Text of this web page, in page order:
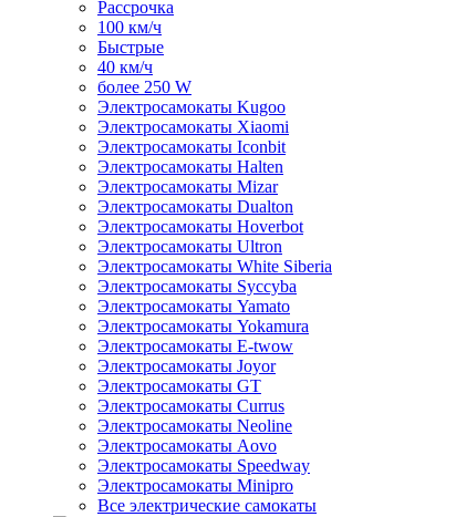
Рассрочка
100 км/ч
Быстрые
40 км/ч
более 250 W
Электросамокаты Kugoo
Электросамокаты Xiaomi
Электросамокаты Iconbit
Электросамокаты Halten
Электросамокаты Mizar
Электросамокаты Dualton
Электросамокаты Hoverbot
Электросамокаты Ultron
Электросамокаты White Siberia
Электросамокаты Syccyba
Электросамокаты Yamato
Электросамокаты Yokamura
Электросамокаты E-twow
Электросамокаты Joyor
Электросамокаты GT
Электросамокаты Currus
Электросамокаты Neoline
Электросамокаты Aovo
Электросамокаты Speedway
Электросамокаты Minipro
Все электрические самокаты